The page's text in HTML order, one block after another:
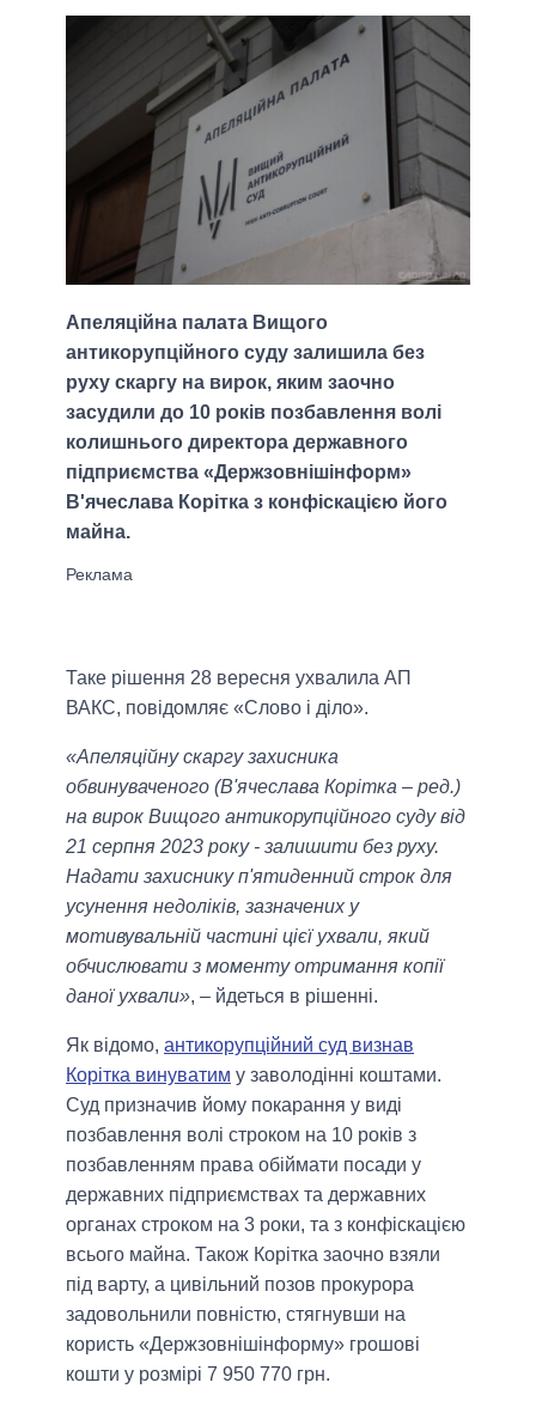
Апеляційна палата Вищого
антикорупційного суду залишила без
руху скаргу на вирок, яким заочно
засудили до 10 років позбавлення волі
колишнього директора державного
підприємства «Держзовнішінформ»
В'ячеслава Корітка з конфіскацією його
майна.
Таке рішення 28 вересня ухвалила АП
ВАКС, повідомляє «Слово і діло».
«Апеляційну скаргу захисника
обвинуваченого (В'ячеслава Корітка – ред.)
на вирок Вищого антикорупційного суду від
21 серпня 2023 року - залишити без руху.
Надати захиснику п'ятиденний строк для
усунення недоліків, зазначених у
мотивувальній частині цієї ухвали, який
обчислювати з моменту отримання копії
даної ухвали», – йдеться в рішенні.
Як відомо, антикорупційний суд визнав
Корітка винуватим у заволодінні коштами.
Суд призначив йому покарання у виді
позбавлення волі строком на 10 років з
позбавленням права обіймати посади у
державних підприємствах та державних
органах строком на 3 роки, та з конфіскацією
всього майна. Також Корітка заочно взяли
під варту, а цивільний позов прокурора
задовольнили повністю, стягнувши на
користь «Держзовнішінформу» грошові
кошти у розмірі 7 950 770 грн.